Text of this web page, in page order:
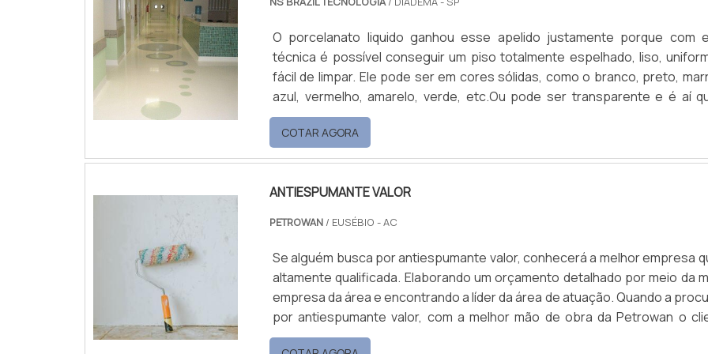
O porcelanato liquido ganhou esse apelido justamente porque com
técnica é possível conseguir um piso totalmente espelhado, liso,
fácil de limpar. Ele pode ser em cores sólidas, como o branco, preto,
azul, vermelho, amarelo, verde, etc.Ou pode ser transparente e é aí
brincadeira começa. Porque ele permite a aplicação sobre outros pisos e
sobre adesivos, ou seja, é possível imprimir um adesivo em altíssima
aplicar no chão e cobrir com resina autonivelan.
COTAR AGORA
ANTIESPUMANTE VALOR
PETROWAN/ EUSÉBIO - AC
Se alguém busca por antiespumante valor, conhecerá a melhor empresa
altamente qualificada. Elaborando um orçamento detalhado por meio da
empresa da área e encontrando a líder da área de atuação. Quando a
por antiespumante valor, com a melhor mão de obra da Petrowan o
poderá encontrar ótima qualidade com assessoria técnica